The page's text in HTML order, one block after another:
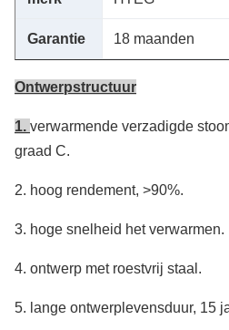
Garantie 18 maanden
Ontwerpstructuur
1. verwarmende verzadigde
graad C.
2. hoog rendement, >90%.
3. hoge snelheid het verwarmen.
4. ontwerp met roestvrij staal.
5. lange ontwerplevensduur, 15